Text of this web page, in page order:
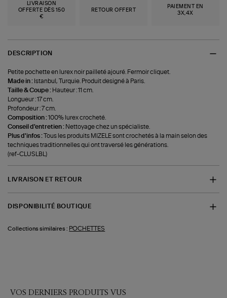
LIVRAISON
OFFERTE DÈS 150
€
RETOUR OFFERT
PAIEMENT EN
3X,4X
DESCRIPTION
Petite pochette en lurex noir pailleté ajouré. Fermoir cliquet.
Made in : Istanbul, Turquie. Produit designé à Paris.
Taille & Coupe : Hauteur : 11 cm.
Longueur : 17 cm.
Profondeur : 7 cm.
Composition :100% lurex crocheté.
Conseil d'entretien : Nettoyage chez un spécialiste.
Plus d'infos :Tous les produits MIZELE sont crochetés à la main selon des
techniques traditionnelles qui ont traversé les générations.
(ref-CLUSLBL)
LIVRAISON ET RETOUR
DISPONIBILITÉ BOUTIQUE
Collections similaires : POCHETTES
VOS DERNIERS PRODUITS VUS